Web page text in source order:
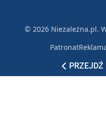
© 2026 Niezależna.pl.
Patronat